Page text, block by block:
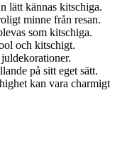
lätt kännas kitschiga.
minne från resan.
som kitschiga.
och kitschigt.
på sitt eget sätt.
kan vara charmigt